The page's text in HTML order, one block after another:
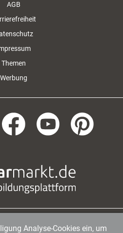
AGB
Themen
Werbung
GmbH | Endenicher Str. 41 |
Analyse-Cookies ein, um